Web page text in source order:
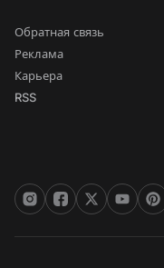
Обратная связь
Реклама
Карьера
RSS